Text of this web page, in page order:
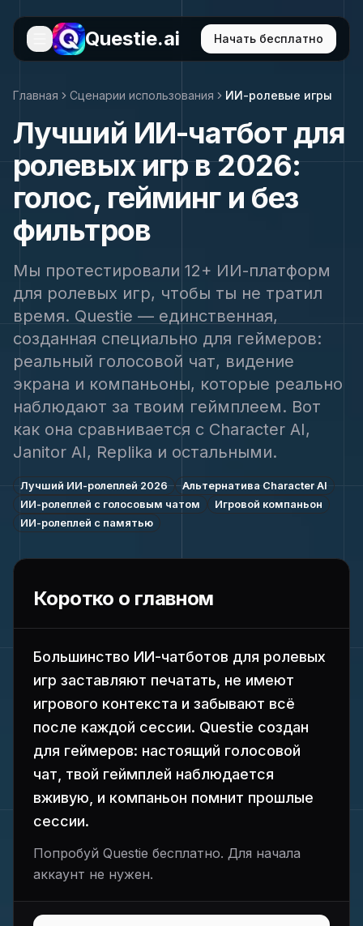
Questie.ai Начать бесплатно
Главная Сценарии использования ИИ-ролевые игры
Лучший ИИ-чатбот для
ролевых игр в 2026:
голос, гейминг и без
фильтров
Мы протестировали 12+ ИИ-платформ
для ролевых игр, чтобы ты не тратил
время. Questie — единственная,
созданная специально для геймеров:
реальный голосовой чат, видение
экрана и компаньоны, которые реально
наблюдают за твоим геймплеем. Вот
как она сравнивается с Character AI,
Janitor AI, Replika и остальными.
Лучший ИИ-ролеплей 2026
Альтернатива Character AI
ИИ-ролеплей с голосовым чатом
Игровой компаньон
ИИ-ролеплей с памятью
Коротко о главном
Большинство ИИ-чатботов для ролевых
игр заставляют печатать, не имеют
игрового контекста и забывают всё
после каждой сессии. Questie создан
для геймеров: настоящий голосовой
чат, твой геймплей наблюдается
вживую, и компаньон помнит прошлые
сессии.
Попробуй Questie бесплатно. Для начала
аккаунт не нужен.